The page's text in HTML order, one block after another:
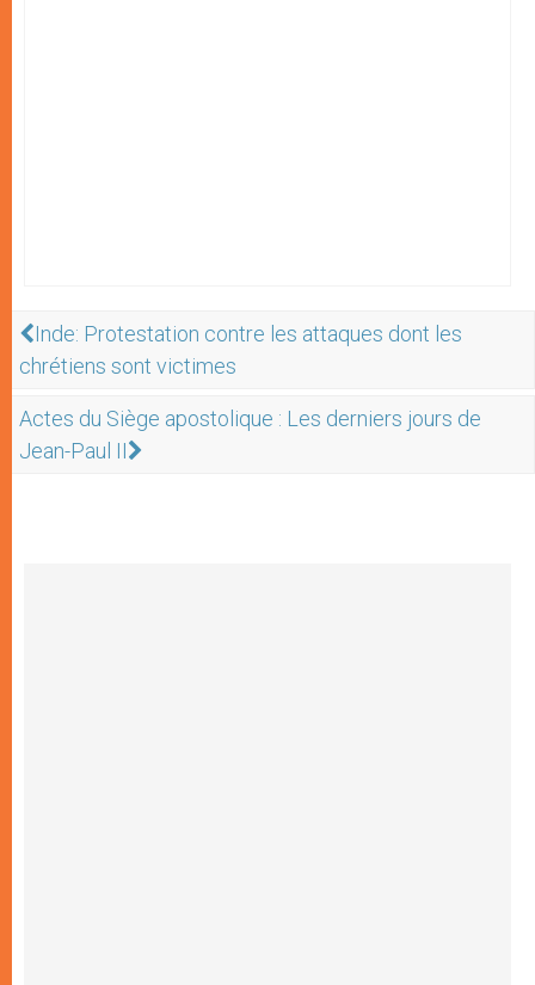
Inde: Protestation contre les attaques dont les
chrétiens sont victimes
Actes du Siège apostolique : Les derniers jours de
Jean-Paul II